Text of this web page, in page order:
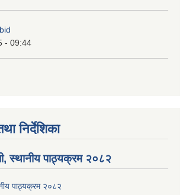
- 09:44
निर्देशिका
स्थानीय पाठ्यक्रम २०८२
पाठ्यक्रम २०८२